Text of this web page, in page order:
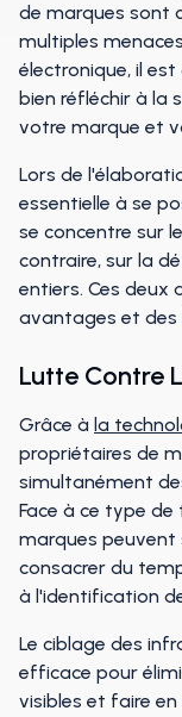
de marques sont
multiples
électronique, il
bien réfléchir à la
votre marque et
Lors de
essentielle à se
se concentre sur
contraire, sur la
entiers. Ces deux
avantages et des
Lutte Contre
Grâce à la
propriétaires de
simultanément
Face à ce type
marques peuvent
consacrer du
à l'identification
Le ciblage des
efficace pour
visibles et faire